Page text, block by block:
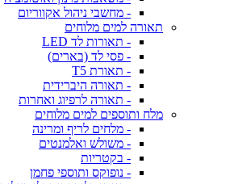
- מחשבי ניהול אקווריום
תאורה למים מלוחים
- תאורות לד LED
- פסי לד (בארים)
- תאורת T5
- תאורה היברידית
- תאורה לרפיוג ואחרות
מלח ותוספים למים מלוחים
- מלחים לריף ומרינה
- משולש ואלמנטים
- בקטריות
- נופוקס ותוספי פחמן